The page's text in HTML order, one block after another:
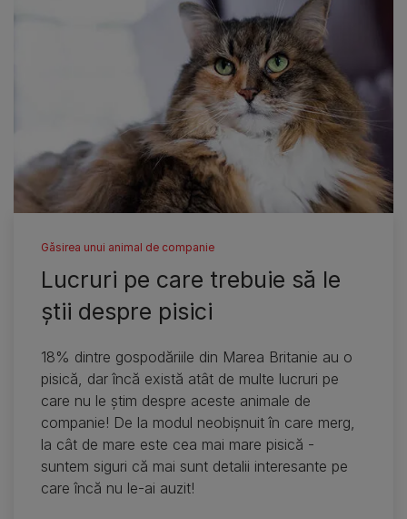
Găsirea unui animal de companie
Lucruri pe care trebuie să le
ştii despre pisici
18% dintre gospodăriile din Marea Britanie au o
pisică, dar încă există atât de multe lucruri pe
care nu le ştim despre aceste animale de
companie! De la modul neobişnuit în care merg,
la cât de mare este cea mai mare pisică -
suntem siguri că mai sunt detalii interesante pe
care încă nu le-ai auzit!